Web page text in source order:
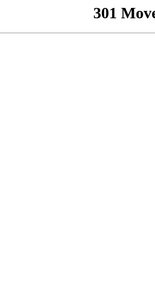
301